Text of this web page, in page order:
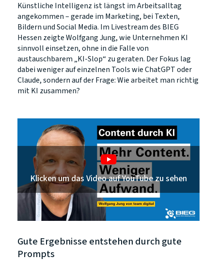
Künstliche Intelligenz ist längst im Arbeitsalltag
angekommen – gerade im Marketing, bei Texten,
Bildern und Social Media. Im Livestream des BIEG
Hessen zeigte Wolfgang Jung, wie Unternehmen KI
sinnvoll einsetzen, ohne in die Falle von
austauschbarem „KI-Slop“ zu geraten. Der Fokus lag
dabei weniger auf einzelnen Tools wie ChatGPT oder
Claude, sondern auf der Frage: Wie arbeitet man richtig
mit KI zusammen?
Klicken um das Video auf YouTube zu sehen
Gute Ergebnisse entstehen durch gute
Prompts